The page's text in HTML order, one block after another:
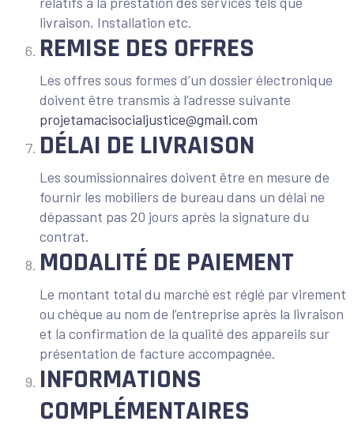
livraison, Installation etc.
REMISE DES OFFRES
Les offres sous formes d’un dossier électronique
doivent être transmis à l’adresse suivante
projetamacisocialjustice@gmail.com
DÉLAI DE LIVRAISON
Les soumissionnaires doivent être en mesure de
fournir les mobiliers de bureau dans un délai ne
dépassant pas 20 jours après la signature du
contrat.
MODALITÉ DE PAIEMENT
Le montant total du marché est réglé par virement
ou chèque au nom de l’entreprise après la livraison
et la confirmation de la qualité des appareils sur
présentation de facture accompagnée.
INFORMATIONS
COMPLÉMENTAIRES